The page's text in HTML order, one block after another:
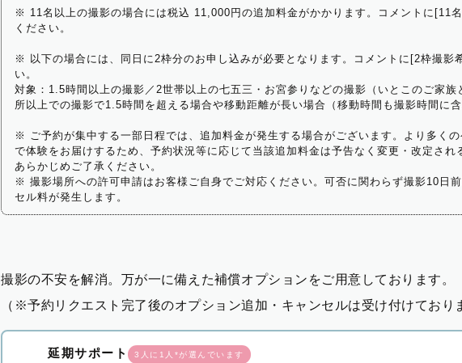
※ 11名以上の撮影の場合には税込 11,000円の追加料金がかかります。コメントに[11
ください。
※ 以下の場合には、同日に2枠分のお申し込みが必要となります。コメントに[2枠撮影
い。
対象：1.5時間以上の撮影／2世帯以上の七五三・お宮参りなどの撮影（いとこのご家族
所以上での撮影で1.5時間を超える場合や移動距離が長い場合（移動時間も撮影時間に含
※ ご予約が集中する一部日程では、追加料金が発生する場合がございます。より多く
で体験をお届けするため、予約状況等に応じて当該追加料金は予告なく変更・改定され
あらかじめご了承ください。
※ 撮影場所への許可申請はお客様ご自身でご対応ください。可否に関わらず撮影10日
セル料が発生します。
撮影の不安を解消。万が一に備えた補償オプションをご用意しております。
（※予約リクエスト完了後のオプション追加・キャンセルは受け付けており
延期サポート 3人に1人*が選んでいます